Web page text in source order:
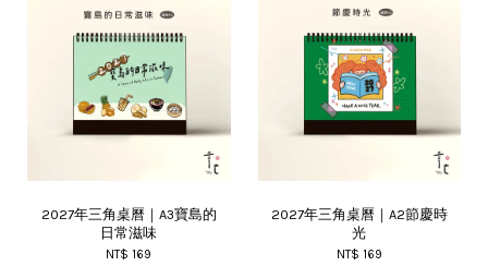
2027年三角桌曆｜A3寶島的
日常滋味
NT$ 169
2027年三角桌曆｜A2節慶時
光
NT$ 169